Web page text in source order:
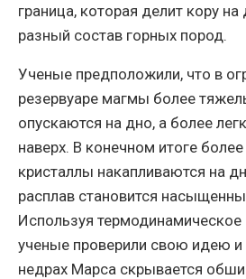
граница, которая делит кору
разный состав горных пород.
Ученые предположили, что в
резервуаре магмы более
опускаются на дно, а более
наверх. В конечном итоге
кристаллы накапливаются на
расплав становится
Используя
ученые проверили свою идею и
недрах Марса скрывается